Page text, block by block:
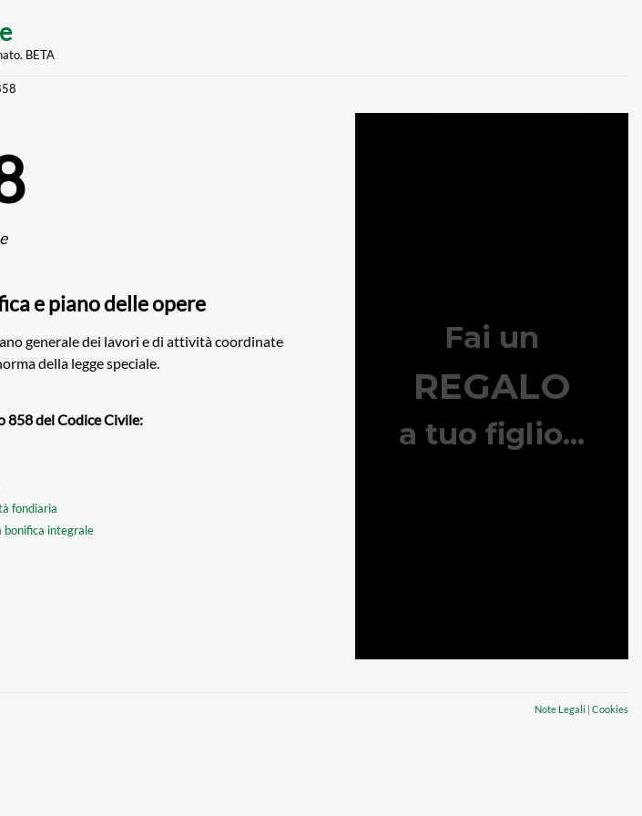
BETA
e piano delle opere
generale dei lavori e di attività coordinate
della legge speciale.
858 del Codice Civile:
fondiaria
bonifica integrale
Note Legali | Cookies